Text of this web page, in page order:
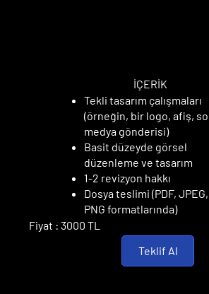
Tekli tasarım çalışmaları
(örneğin, bir logo, afiş,
medya gönderisi)
Basit düzeyde görsel
düzenleme ve tasarım
1-2 revizyon hakkı
Dosya teslimi (PDF, JPEG,
PNG formatlarında)
İÇERİK
Fiyat : 3000 TL
Teklif Al